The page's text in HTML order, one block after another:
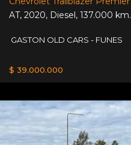
AT, 2020, Diesel, 137.000 km.
GASTON OLD CARS - FUNES
$ 39.000.000